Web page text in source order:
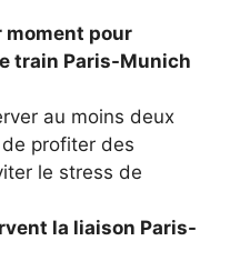
moment pour
train Paris-Munich
au moins deux
de profiter des
le stress de
la liaison Paris-